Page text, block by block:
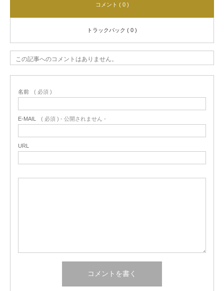
コメント ( 0 )
トラックバック ( 0 )
この記事へのコメントはありません。
名前 ( 必須 )
E-MAIL ( 必須 ) - 公開されません -
URL